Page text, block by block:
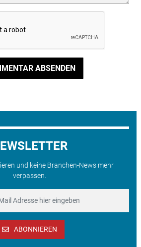
ABSENDEN
und keine Branchen-News mehr
verpassen.
ABONNIEREN